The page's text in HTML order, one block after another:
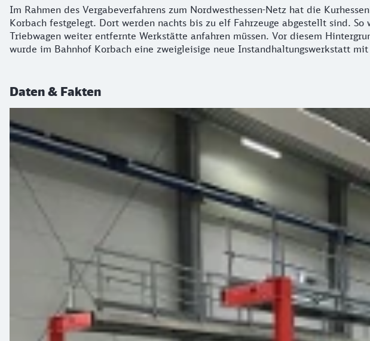
Im Rahmen des Vergabeverfahrens zum Nordwesthessen-Netz hat die
Korbach festgelegt. Dort werden nachts bis zu elf Fahrzeuge abgestellt sind.
Triebwagen weiter entfernte Werkstätte anfahren müssen. Vor diesem
wurde im Bahnhof Korbach eine zweigleisige neue Instandhaltungswerkstatt
Daten & Fakten